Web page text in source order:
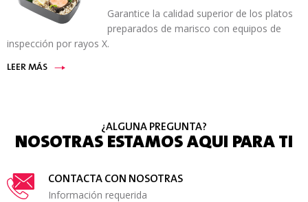
Garantice la calidad superior de los platos
preparados de marisco con equipos de
inspección por rayos X.
LEER MÁS
¿ALGUNA PREGUNTA?
NOSOTRAS ESTAMOS AQUI PARA TI
CONTACTA CON NOSOTRAS
Información requerida